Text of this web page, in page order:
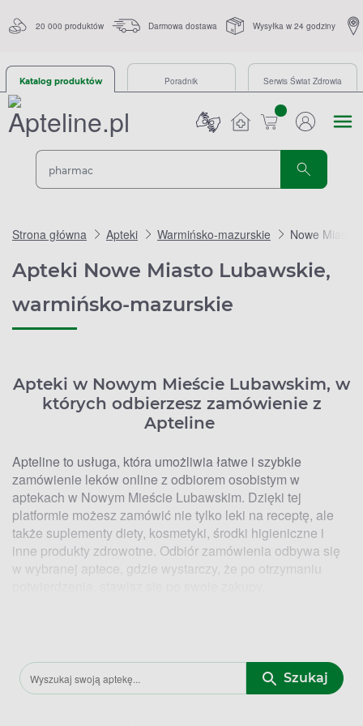
20 000 produktów Darmowa dostawa Wysyłka w 24 godziny
Katalog produktów Poradnik Serwis Świat Zdrowia
sztuk
Strona główna Apteki Warmińsko-mazurskie Nowe Miasto
Apteki Nowe Miasto Lubawskie,
warmińsko-mazurskie
Apteki w Nowym Mieście Lubawskim, w
których odbierzesz zamówienie z
Apteline
Apteline to usługa, która umożliwia łatwe i szybkie
zamówienie leków online z odbiorem osobistym w
aptekach w Nowym Mieście Lubawskim. Dzięki tej
platformie możesz zamówić nie tylko leki na receptę, ale
także suplementy diety, kosmetyki, środki higieniczne i
inne produkty zdrowotne. Odbiór zamówienia odbywa się
w wybranej aptece, gdzie wystarczy, że po otrzymaniu
zrealizujesz zamówienie z Apteline
Szukaj